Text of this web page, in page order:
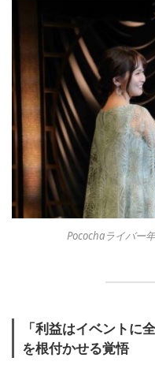
Pocochaライバー
「利益はイベントに
を根付かせる覚悟